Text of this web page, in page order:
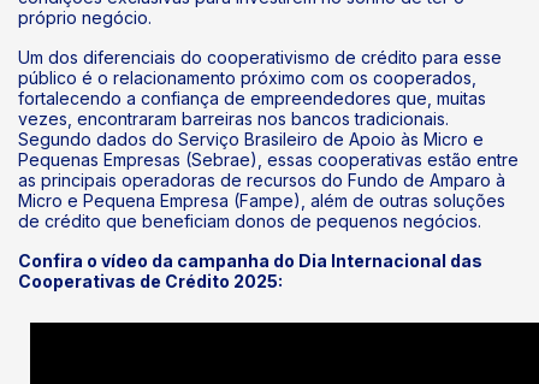
próprio negócio.
Um dos diferenciais do cooperativismo de crédito para esse
público é o relacionamento próximo com os cooperados,
fortalecendo a confiança de empreendedores que, muitas
vezes, encontraram barreiras nos bancos tradicionais.
Segundo dados do Serviço Brasileiro de Apoio às Micro e
Pequenas Empresas (Sebrae), essas cooperativas estão entre
as principais operadoras de recursos do Fundo de Amparo à
Micro e Pequena Empresa (Fampe), além de outras soluções
de crédito que beneficiam donos de pequenos negócios.
Confira o vídeo da campanha do Dia Internacional das
Cooperativas de Crédito 2025: